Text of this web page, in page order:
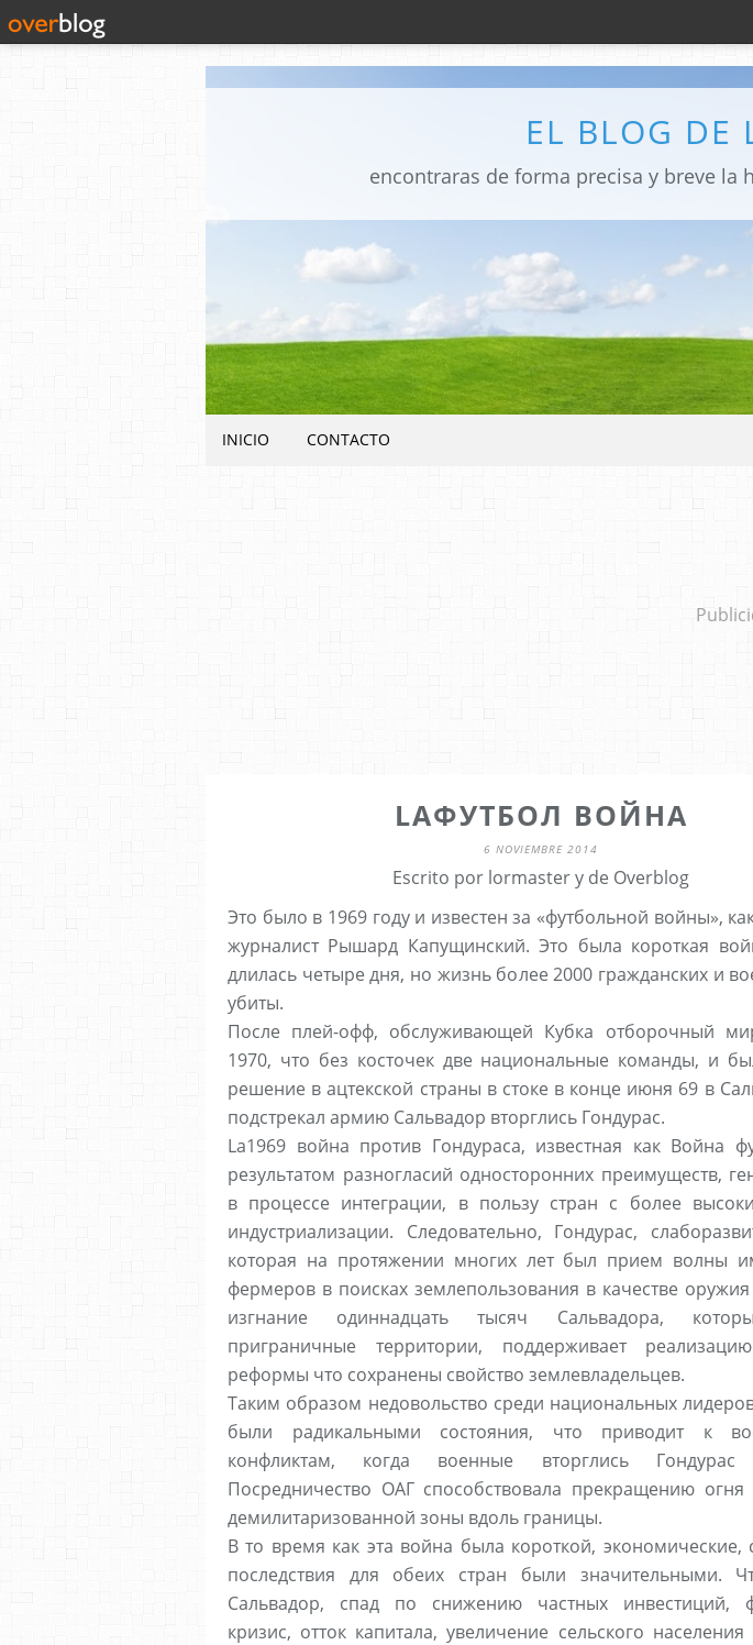
EL BLOG DE
encontraras de forma precisa y breve la
INICIO CONTACTO
LAФУТБОЛ ВОЙНА
6 NOVIEMBRE 2014
Escrito por lormaster y de Overblog
Это было в 1969 году и известен за «футбольной войны»,
журналист Рышард Капущинский. Это была короткая
длилась четыре дня, но жизнь более 2000 гражданских и
убиты.
После плей-офф, обслуживающей Кубка отборочный
1970, что без косточек две национальные команды, и
решение в ацтекской страны в стоке в конце июня 69 в
подстрекал армию Сальвадор вторглись Гондурас.
La1969 война против Гондураса, известная как Война
результатом разногласий односторонних преимуществ,
в процессе интеграции, в пользу стран с более
индустриализации. Следовательно, Гондурас,
которая на протяжении многих лет был прием волны
фермеров в поисках землепользования в качестве
изгнание одиннадцать тысяч Сальвадора,
приграничные территории, поддерживает
реформы что сохранены свойство землевладельцев.
Таким образом недовольство среди национальных
были радикальными состояния, что приводит к
конфликтам, когда военные вторглись Гондурас
Посредничество ОАГ способствовала прекращению огня
демилитаризованной зоны вдоль границы.
В то время как эта война была короткой, экономические,
последствия для обеих стран были значительными.
Сальвадор, спад по снижению частных инвестиций,
кризис, отток капитала, увеличение сельского